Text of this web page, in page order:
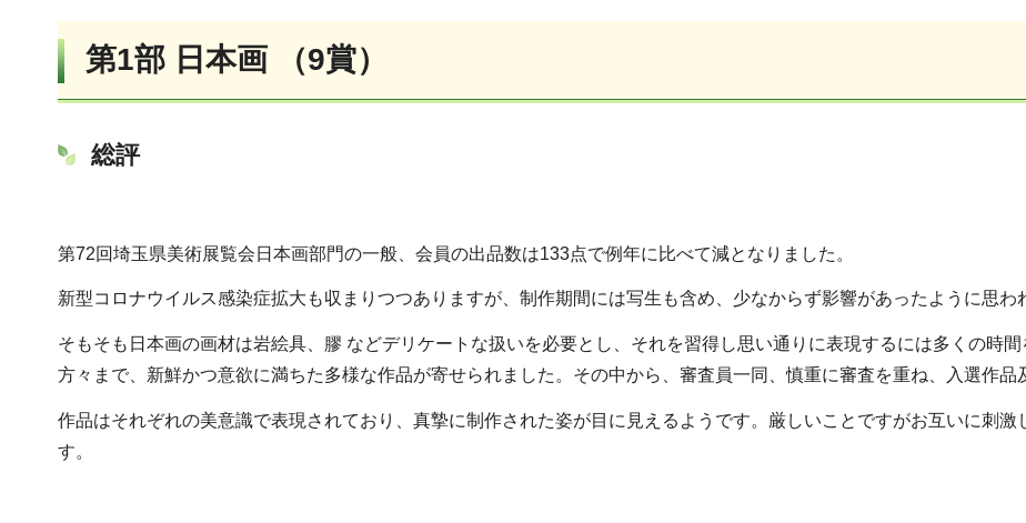
第1部 日本画 （9賞）
総評
第72回埼玉県美術展覧会日本画部門の一般、会員の出品数は133点で例年に比べて減となりました。
新型コロナウイルス感染症拡大も収まりつつありますが、制作期間には写生も含め、少なからず影響があったように思わ
そもそも日本画の画材は岩絵具、膠 などデリケートな扱いを必要とし、それを習得し思い通りに表現するには多くの時
方々まで、新鮮かつ意欲に満ちた多様な作品が寄せられました。その中から、審査員一同、慎重に審査を重ね、入選作品
作品はそれぞれの美意識で表現されており、真摯に制作された姿が目に見えるようです。厳しいことですがお互いに刺
す。